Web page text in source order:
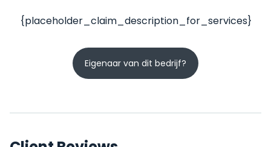
{placeholder_claim_description_for_services}
Eigenaar van dit bedrijf?